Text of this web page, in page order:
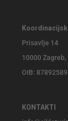
Prisavlje 14
10000
OIB:
KONTAKTI